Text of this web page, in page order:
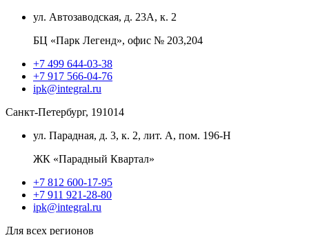
ул. Автозаводская, д. 23А, к. 2
БЦ «Парк Легенд», офис № 203,204
+7 499 644-03-38
+7 917 566-04-76
ipk@integral.ru
Санкт-Петербург, 191014
ул. Парадная, д. 3, к. 2, лит. А, пом. 196-Н
ЖК «Парадный Квартал»
+7 812 600-17-95
+7 911 921-28-80
ipk@integral.ru
Для всех регионов